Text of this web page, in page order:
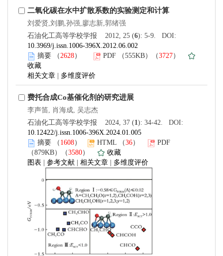
二氧化碳在水中扩散系数的实验测定和计算
刘爱贤,刘鹏,孙强,廖志新,郭绪强
石油化工高等学校学报 2012, 25 (6): 5-9. DOI:
10.3969/j.issn.1006-396X.2012.06.002
摘要 （ 2628） PDF （555KB）（3727）
收藏
相关文章
多维度评价
费托合成Co基催化剂的研究进展
李声笛, 肖海成, 吴志杰
石油化工高等学校学报 2024, 37 (1 ): 34-42. DOI:
10.12422/j.issn.1006-396X.2024.01.005
摘要 （ 1608） HTML （36）
PDF
（879KB）（3580）
收藏
图表
参考文献 相关文章 多维度评价